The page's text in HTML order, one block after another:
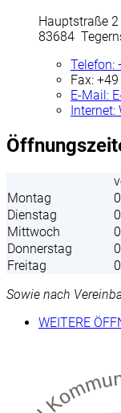
Hauptstraße 2
83684
Telefon:
Fax:
E-Mail:
Internet:
Montag
Dienstag
Mittwoch
Donnerstag
Freitag
Sowie nach
WEITERE